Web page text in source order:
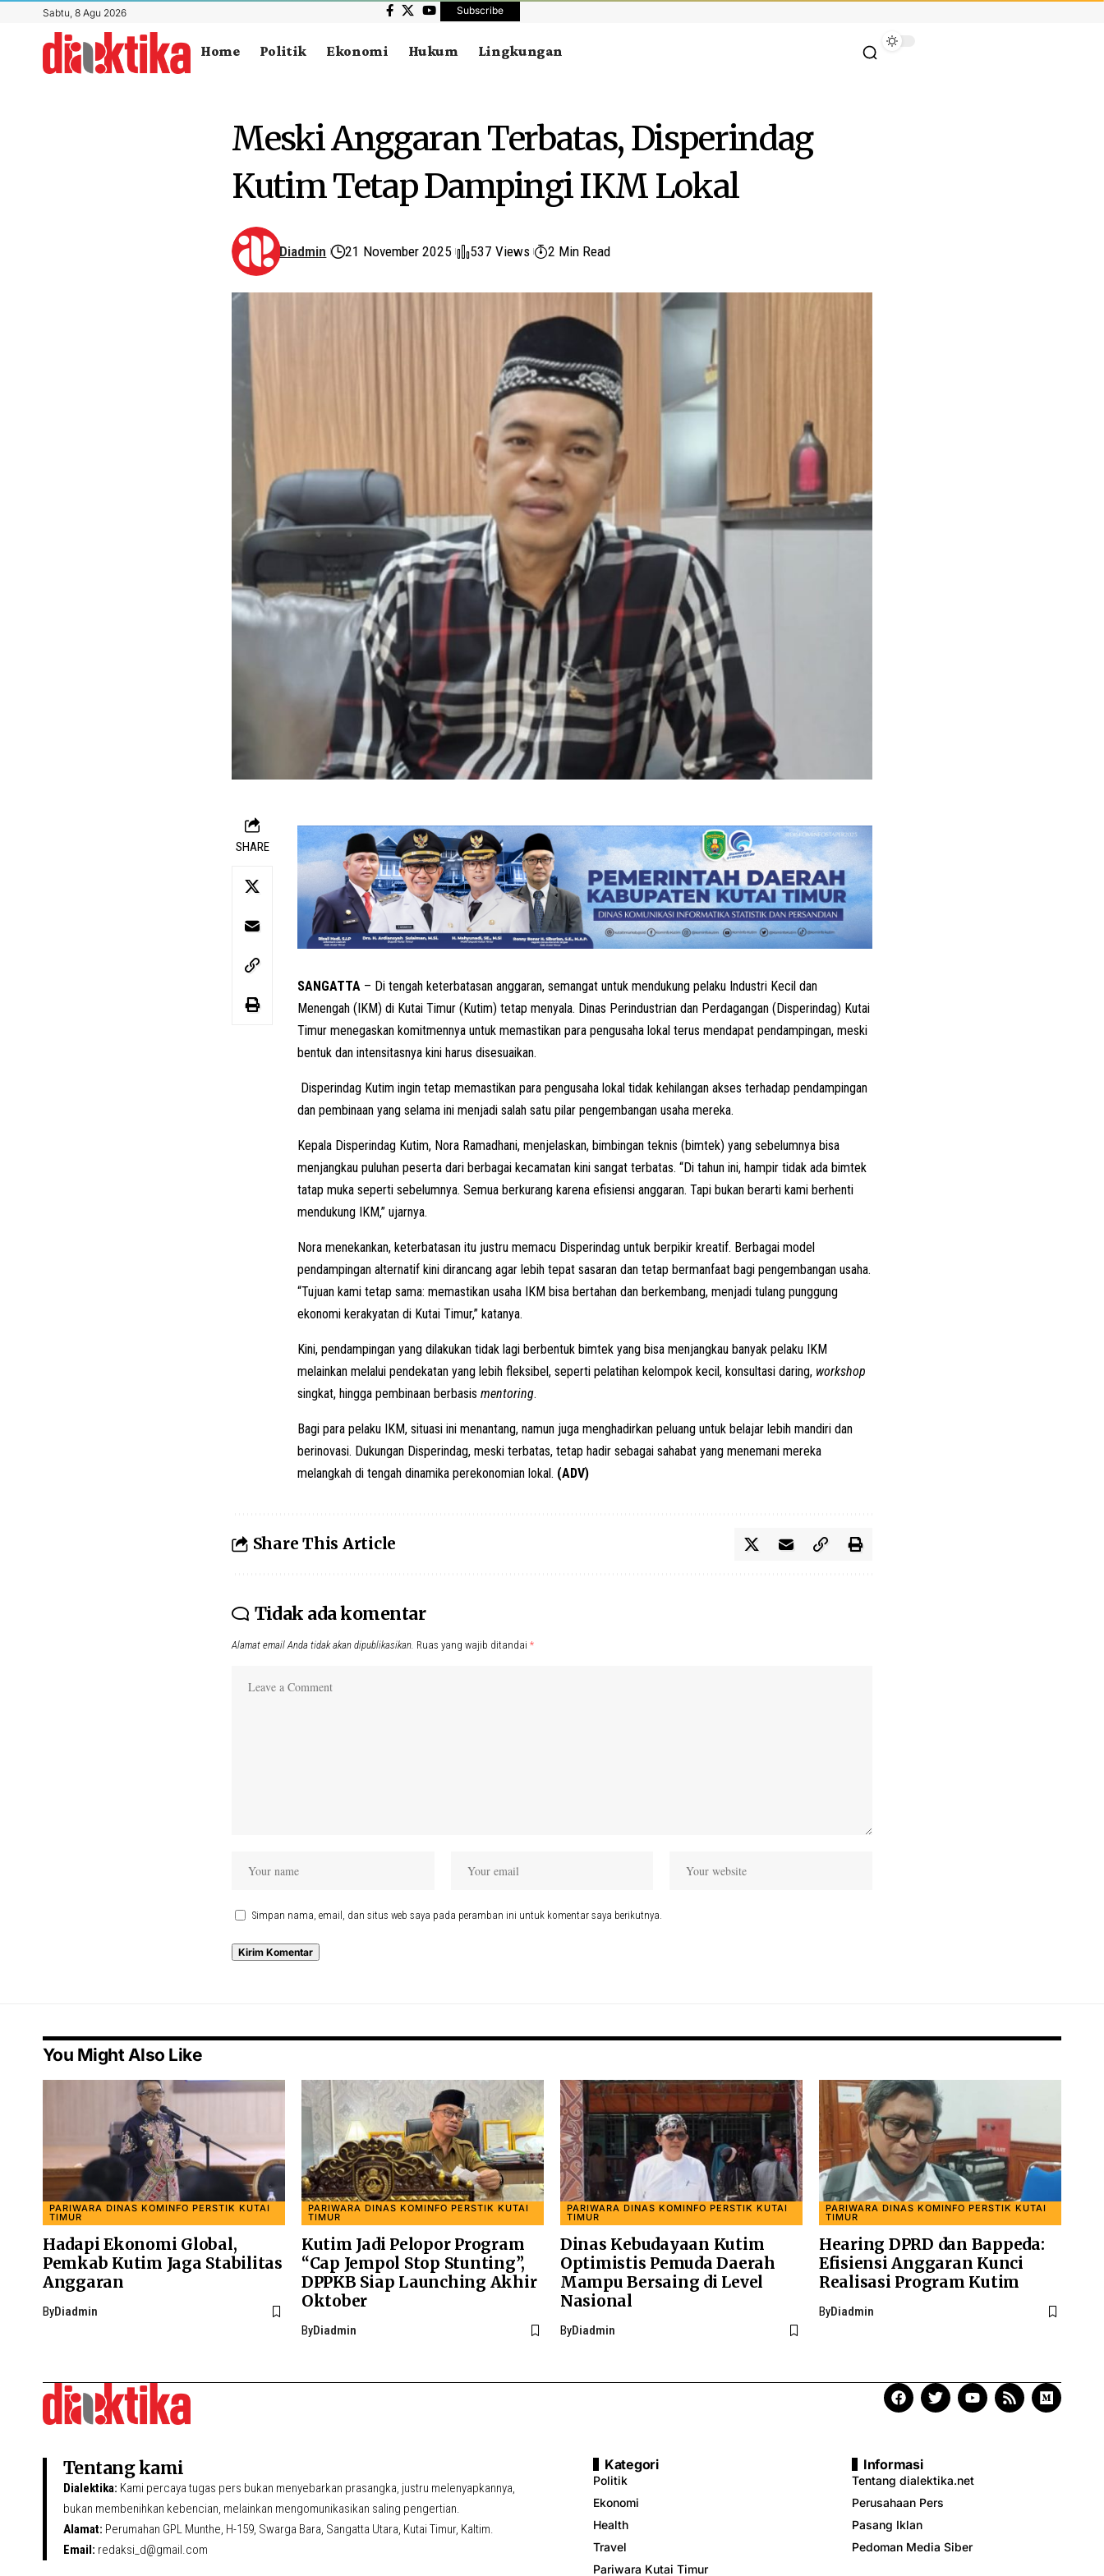
Sabtu, 8 Agu 2026 Subscribe
Home Politik Ekonomi Hukum Lingkungan
Meski Anggaran Terbatas, Disperindag
Kutim Tetap Dampingi IKM Lokal
Diadmin 21 November 2025 537 Views 2 Min Read
SHARE
SANGATTA – Di tengah keterbatasan anggaran, semangat untuk mendukung pelaku Industri Kecil dan
Menengah (IKM) di Kutai Timur (Kutim) tetap menyala. Dinas Perindustrian dan Perdagangan (Disperindag) Kutai
Timur menegaskan komitmennya untuk memastikan para pengusaha lokal terus mendapat pendampingan, meski
bentuk dan intensitasnya kini harus disesuaikan.
Disperindag Kutim ingin tetap memastikan para pengusaha lokal tidak kehilangan akses terhadap pendampingan
dan pembinaan yang selama ini menjadi salah satu pilar pengembangan usaha mereka.
Kepala Disperindag Kutim, Nora Ramadhani, menjelaskan, bimbingan teknis (bimtek) yang sebelumnya bisa
menjangkau puluhan peserta dari berbagai kecamatan kini sangat terbatas. “Di tahun ini, hampir tidak ada bimtek
tatap muka seperti sebelumnya. Semua berkurang karena efisiensi anggaran. Tapi bukan berarti kami berhenti
mendukung IKM,” ujarnya.
Nora menekankan, keterbatasan itu justru memacu Disperindag untuk berpikir kreatif. Berbagai model
pendampingan alternatif kini dirancang agar lebih tepat sasaran dan tetap bermanfaat bagi pengembangan usaha.
“Tujuan kami tetap sama: memastikan usaha IKM bisa bertahan dan berkembang, menjadi tulang punggung
ekonomi kerakyatan di Kutai Timur,” katanya.
Kini, pendampingan yang dilakukan tidak lagi berbentuk bimtek yang bisa menjangkau banyak pelaku IKM
melainkan melalui pendekatan yang lebih fleksibel, seperti pelatihan kelompok kecil, konsultasi daring, workshop
singkat, hingga pembinaan berbasis mentoring.
Bagi para pelaku IKM, situasi ini menantang, namun juga menghadirkan peluang untuk belajar lebih mandiri dan
berinovasi. Dukungan Disperindag, meski terbatas, tetap hadir sebagai sahabat yang menemani mereka
melangkah di tengah dinamika perekonomian lokal. (ADV)
Share This Article
Tidak ada komentar
Alamat email Anda tidak akan dipublikasikan. Ruas yang wajib ditandai *
Simpan nama, email, dan situs web saya pada peramban ini untuk komentar saya berikutnya.
You Might Also Like
PARIWARA DINAS KOMINFO PERSTIK KUTAI
TIMUR
Hadapi Ekonomi Global,
Pemkab Kutim Jaga Stabilitas
Anggaran
ByDiadmin
PARIWARA DINAS KOMINFO PERSTIK KUTAI
TIMUR
Kutim Jadi Pelopor Program
“Cap Jempol Stop Stunting”,
DPPKB Siap Launching Akhir
Oktober
ByDiadmin
PARIWARA DINAS KOMINFO PERSTIK KUTAI
TIMUR
Dinas Kebudayaan Kutim
Optimistis Pemuda Daerah
Mampu Bersaing di Level
Nasional
ByDiadmin
PARIWARA DINAS KOMINFO PERSTIK KUTAI
TIMUR
Hearing DPRD dan Bappeda:
Efisiensi Anggaran Kunci
Realisasi Program Kutim
ByDiadmin
Tentang kami
Dialektika: Kami percaya tugas pers bukan menyebarkan prasangka, justru melenyapkannya,
bukan membenihkan kebencian, melainkan mengomunikasikan saling pengertian.
Alamat: Perumahan GPL Munthe, H-159, Swarga Bara, Sangatta Utara, Kutai Timur, Kaltim.
Email: redaksi_d@gmail.com
Kategori
Politik
Ekonomi
Health
Travel
Pariwara Kutai Timur
Informasi
Tentang dialektika.net
Perusahaan Pers
Pasang Iklan
Pedoman Media Siber